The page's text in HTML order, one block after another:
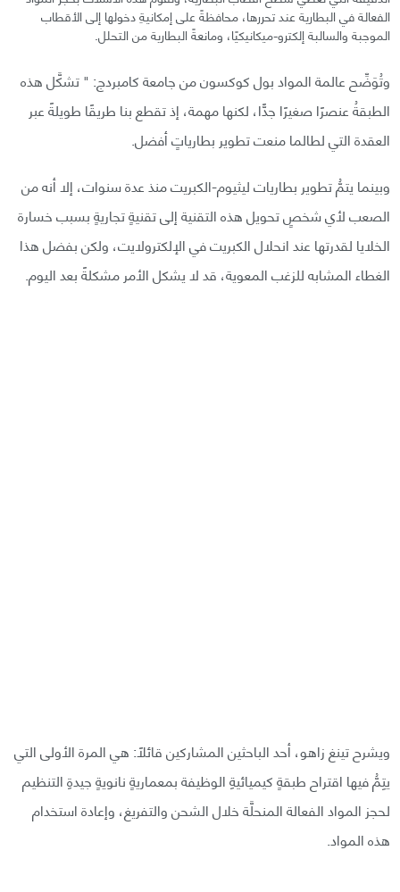
الفعالة في البطارية عند تحررها، محافظةً على إمكانيةِ دخولها إلى الأقطاب
الموجبة والسالبة إلكترو-ميكانيكيًا، ومانعةً البطارية من التحلل.
وتُوَضِّح عالمة المواد بول كوكسون من جامعة كامبردج: " تشكَّل هذه
الطبقةُ عنصرًا صغيرًا جدًّا، لكنها مهمة، إذ تقطع بنا طريقًا طويلةً عبر
العقدة التي لطالما منعت تطوير بطارياتٍ أفضل.
وبينما يتمُّ تطوير بطاريات ليثيوم-الكبريت منذ عدة سنوات، إلا أنه من
الصعب لأي شخصٍ تحويل هذه التقنية إلى تقنيةٍ تجاريةٍ بسبب خسارة
الخلايا لقدرتها عند انحلال الكبريت في الإلكترولايت، ولكن بفضل هذا
الغطاء المشابه للزغب المعوية، قد لا يشكل الأمر مشكلةً بعد اليوم.
ويشرح تينغ زاهو، أحد الباحثين المشاركين قائلًا: هي المرة الأولى التي
يتِمُّ فيها اقتراح طبقةٍ كيميائيةِ الوظيفة بمعماريةٍ نانويةٍ جيدةِ التنظيم
لحجز المواد الفعالة المنحلَّة خلال الشحن والتفريغ، وإعادة استخدام
هذه المواد.